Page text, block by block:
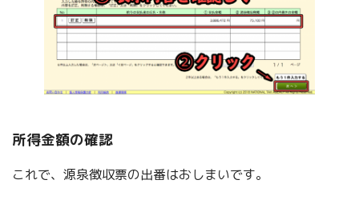
所得金額の確認
これで、源泉徴収票の出番はおしまいです。